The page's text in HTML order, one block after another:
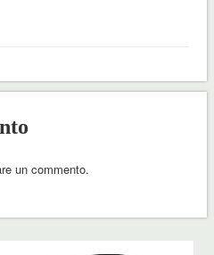
un commento.